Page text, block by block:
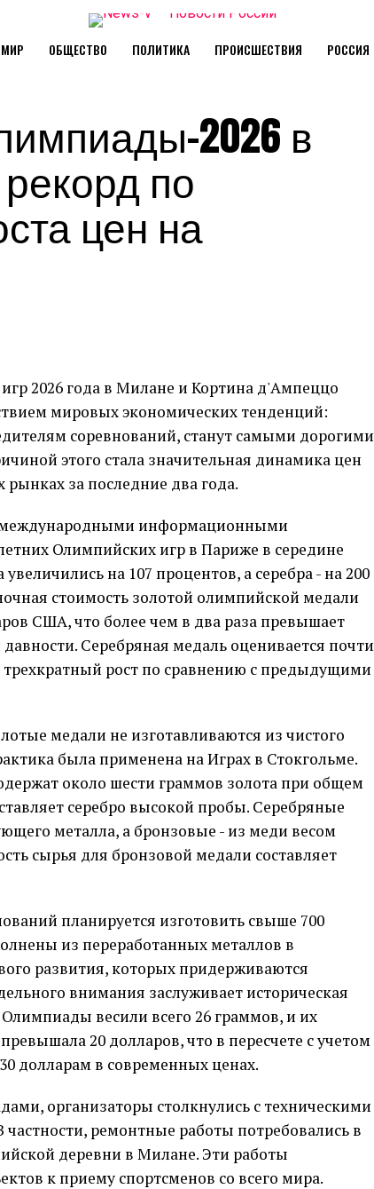
МИР ОБЩЕСТВО ПОЛИТИКА ПРОИСШЕСТВИЯ РОССИЯ
2026 в
по
цен на
2026 года в Милане и Кортина д'Ампеццо
мировых экономических тенденций:
соревнований, станут самыми дорогими
этого стала значительная динамика цен
за последние два года.
информационными
Олимпийских игр в Париже в середине
на 107 процентов, а серебра - на 200
стоимость золотой олимпийской медали
США, что более чем в два раза превышает
Серебряная медаль оценивается почти
трехкратный рост по сравнению с предыдущими
медали не изготавливаются из чистого
была применена на Играх в Стокгольме.
около шести граммов золота при общем
серебро высокой пробы. Серебряные
металла, а бронзовые - из меди весом
сырья для бронзовой медали составляет
планируется изготовить свыше 700
из переработанных металлов в
развития, которых придерживаются
внимания заслуживает историческая
весили всего 26 граммов, и их
20 долларов, что в пересчете с учетом
долларам в современных ценах.
организаторы столкнулись с техническими
ремонтные работы потребовались в
деревни в Милане. Эти работы
к приему спортсменов со всего мира.